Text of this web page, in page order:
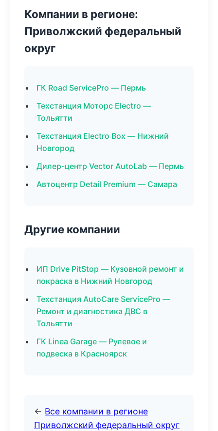
Компании в регионе:
Приволжский федеральный
округ
ГК Road ServicePro — Пермь
Техстанция Моторс Electro —
Тольятти
Техстанция Electro Box — Нижний
Новгород
Дилер-центр Vector AutoLab — Пермь
Автоцентр Detail Premium — Самара
Другие компании
ИП Drive PitStop — Кузовной ремонт и
покраска в Нижний Новгород
Техстанция AutoCare ServicePro —
Ремонт и диагностика ДВС в
Тольятти
ГК Linea Garage — Рулевое и
подвеска в Красноярск
← Все компании в регионе
Приволжский федеральный округ